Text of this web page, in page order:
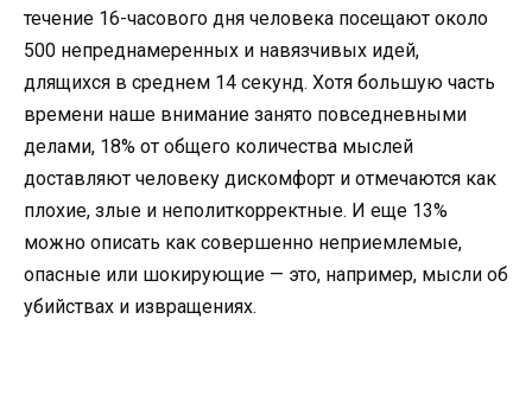
течение 16-часового дня человека посещают около
500 непреднамеренных и навязчивых идей,
длящихся в среднем 14 секунд. Хотя большую часть
времени наше внимание занято повседневными
делами, 18% от общего количества мыслей
доставляют человеку дискомфорт и отмечаются как
плохие, злые и неполиткорректные. И еще 13%
можно описать как совершенно неприемлемые,
опасные или шокирующие — это, например, мысли об
убийствах и извращениях.